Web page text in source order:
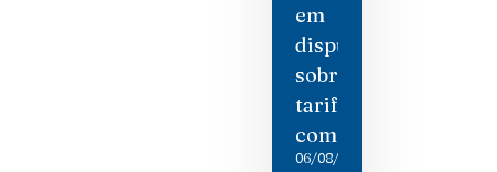
em
disputa
sobre
tarifas
comerciais
06/08/2026